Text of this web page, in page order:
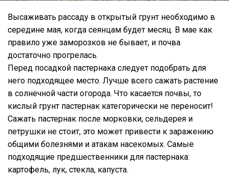
Высаживать рассаду в открытый грунт необходимо в
середине мая, когда сеянцам будет месяц. В мае как
правило уже заморозков не бывает, и почва
достаточно прогрелась.
Перед посадкой пастернака следует подобрать для
него подходящее место. Лучше всего сажать растение
в солнечной части огорода. Что касается почвы, то
кислый грунт пастернак категорически не переносит!
Сажать пастернак после морковки, сельдерея и
петрушки не стоит, это может привести к заражению
общими болезнями и атакам насекомых. Самые
подходящие предшественники для пастернака:
картофель, лук, стекла, капуста.